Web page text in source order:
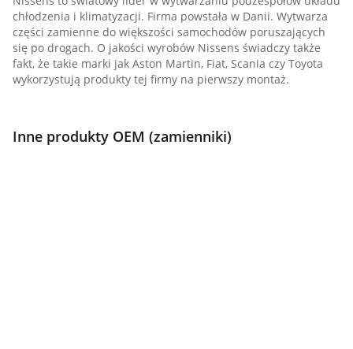
chłodzenia i klimatyzacji. Firma powstała w Danii. Wytwarza
części zamienne do większości samochodów poruszających
się po drogach. O jakości wyrobów Nissens świadczy także
fakt, że takie marki jak Aston Martin, Fiat, Scania czy Toyota
wykorzystują produkty tej firmy na pierwszy montaż.
Inne produkty OEM (zamienniki)